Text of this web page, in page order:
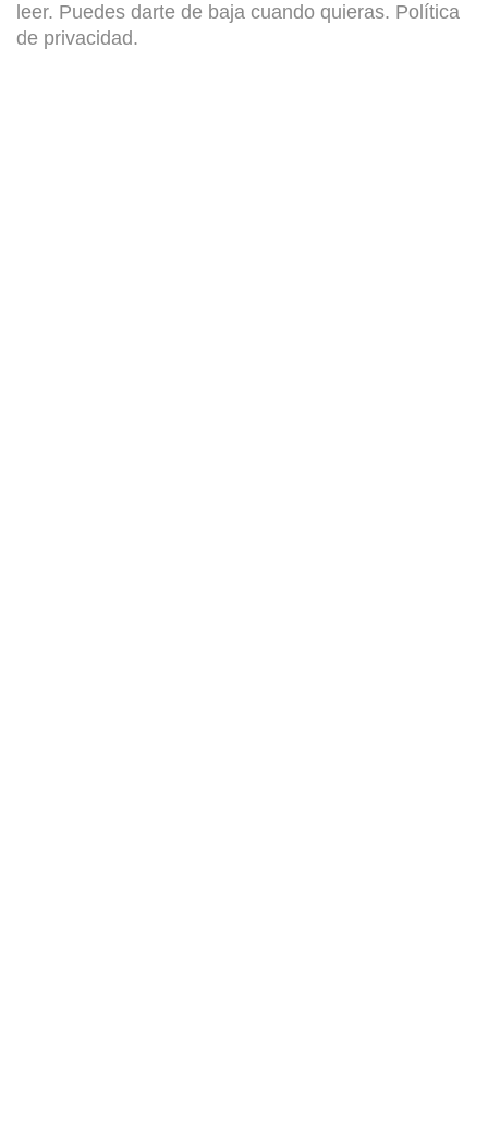
leer. Puedes darte de baja cuando quieras. Política
de privacidad.